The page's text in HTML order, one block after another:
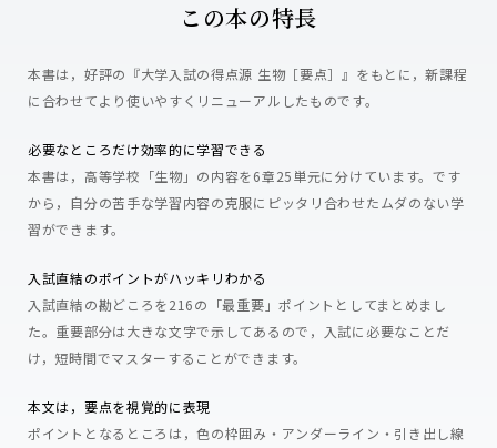
この本の特長
本書は，好評の『大学入試の得点源 生物［要点］』をもとに，新課程
に合わせてより使いやすくリニューアルしたものです。
必要なところだけ効率的に学習できる
本書は，高等学校「生物」の内容を6章25単元に分けています。です
から，自分の苦手な学習内容の克服にピッタリ合わせたムダのない学
習ができます。
入試直結のポイントがハッキリわかる
入試直結の勘どころを216の「最重要」ポイントとしてまとめまし
た。重要部分は大きな文字で示してあるので，入試に必要なことだ
け，短時間でマスターすることができます。
本文は，要点を視覚的に表現
ポイントとなるところは，色の枠囲み・アンダーライン・引き出し線